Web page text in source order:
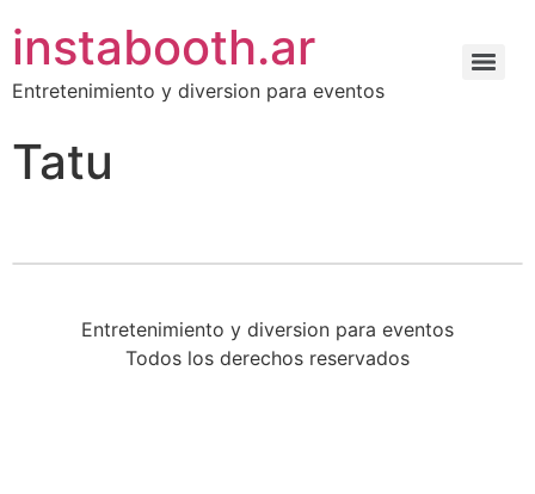
instabooth.ar
Entretenimiento y diversion para eventos
Tatu
Entretenimiento y diversion para eventos
Todos los derechos reservados